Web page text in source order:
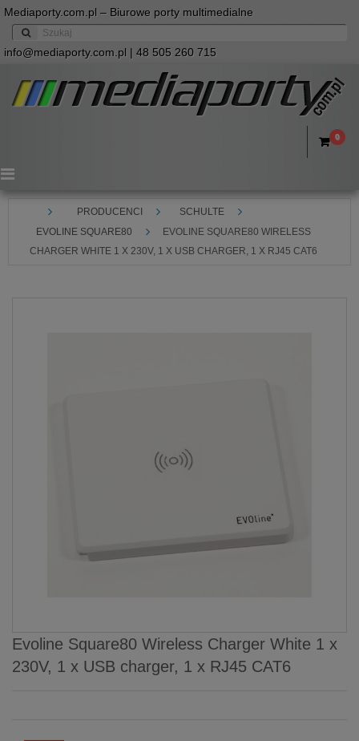
Mediaporty.com.pl – Biurowe porty multimedialne
info@mediaporty.com.pl | 48 505 260 715
0
Menu
PRODUCENCI
SCHULTE
EVOLINE SQUARE80
EVOLINE SQUARE80 WIRELESS
CHARGER WHITE 1 X 230V, 1 X USB CHARGER, 1 X RJ45 CAT6
Evoline Square80 Wireless Charger White 1 x
230V, 1 x USB charger, 1 x RJ45 CAT6